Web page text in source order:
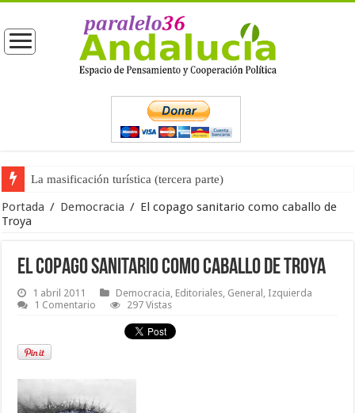
La masificación turística (tercera parte)
La opinión pública ante las próximas elecciones generales
Portada / Democracia / El copago sanitario como caballo de
Troya
El copago sanitario como caballo de Troya
1 abril 2011 Democracia, Editoriales, General , Izquierda
1 Comentario
297 Vistas